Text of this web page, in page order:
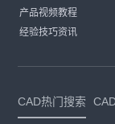
产品视频教程
经验技巧资讯
CAD热门搜索